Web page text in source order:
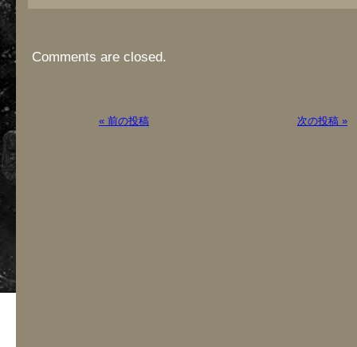
Comments are closed.
« 前の投稿 次の投稿 »